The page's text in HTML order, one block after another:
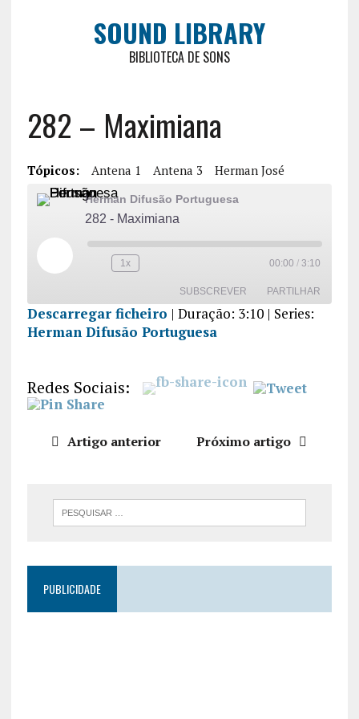
SOUND LIBRARY
BIBLIOTECA DE SONS
282 – Maximiana
Tópicos: Antena 1 Antena 3 Herman José
Herman Difusão Portuguesa
282 - Maximiana
1x 00:00 / 3:10
SUBSCREVER PARTILHAR
PARTILHA
INCORPO
RAR
Descarregar ficheiro | Duração: 3:10| Series:
Herman Difusão Portuguesa
Redes Sociais:
Artigo anterior Próximo artigo
PUBLICIDADE